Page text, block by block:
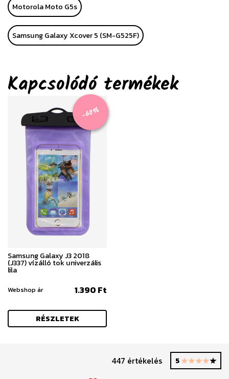
Motorola Moto G5s
Samsung Galaxy Xcover 5 (SM-G525F)
Kapcsolódó termékek
-60%
Samsung Galaxy J3 2018
(J337) vízálló tok univerzális
lila
Webshop ár 1.390 Ft
RÉSZLETEK
447 értékelés 5